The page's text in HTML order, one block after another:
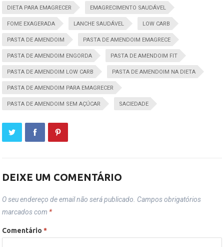
DIETA PARA EMAGRECER EMAGRECIMENTO SAUDÁVEL
FOME EXAGERADA LANCHE SAUDÁVEL LOW CARB
PASTA DE AMENDOIM PASTA DE AMENDOIM EMAGRECE
PASTA DE AMENDOIM ENGORDA PASTA DE AMENDOIM FIT
PASTA DE AMENDOIM LOW CARB PASTA DE AMENDOIM NA DIETA
PASTA DE AMENDOIM PARA EMAGRECER
PASTA DE AMENDOIM SEM AÇÚCAR SACIEDADE
DEIXE UM COMENTÁRIO
O seu endereço de email não será publicado. Campos obrigatórios
marcados com *
Comentário*